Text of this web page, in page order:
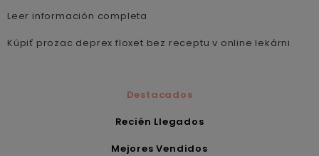
Leer información completa
Kúpiť prozac deprex floxet bez receptu v online lekárni
Destacados
Recién Llegados
Mejores Vendidos